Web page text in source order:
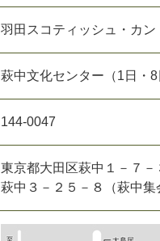
羽田スコティッシュ・カ
萩中文化センター（1日・8
144-0047
東京都大田区萩中１－７－
萩中３－２５－８（萩中集